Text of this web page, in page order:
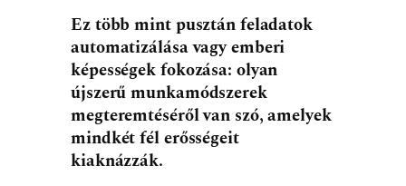
Ez több mint pusztán feladatok
automatizálása vagy emberi
képességek fokozása: olyan
újszerű munkamódszerek
megteremtéséről van szó, amelyek
mindkét fél erősségeit
kiaknázzák.